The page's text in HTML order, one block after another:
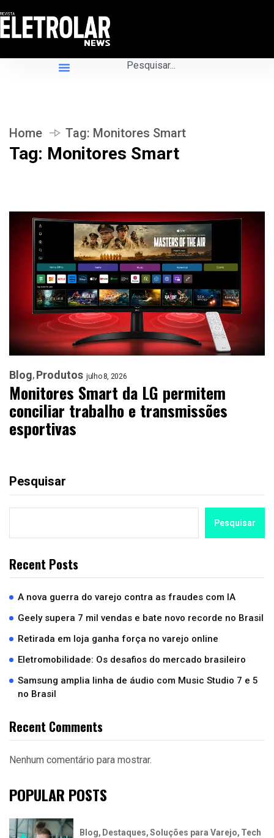
Home Tag: Monitores Smart
Tag: Monitores Smart
Blog Produtos julho 8, 2026
Monitores Smart da LG permitem
conciliar trabalho e transmissões
esportivas
Pesquisar
Pesquisar
Recent Posts
A nova guerra do varejo contra as fraudes com IA
Geely supera 7 mil vendas e bate novo recorde no Brasil
Retirada em loja ganha força no varejo online
Eletromobilidade: Os desafios do mercado brasileiro
Samsung amplia linha de áudio com Music Studio 7 e 5
no Brasil
Recent Comments
Nenhum comentário para mostrar.
POPULAR POSTS
Blog Destaques Soluções para Varejo Tech